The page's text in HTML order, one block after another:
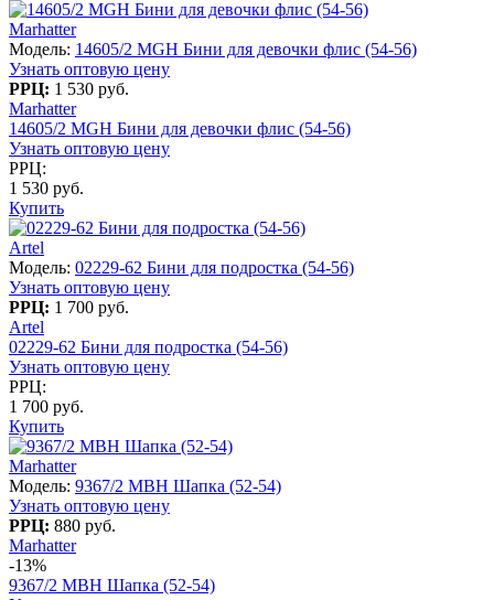
Marhatter
Модель: 14605/2 MGH Бини для девочки флис (54-56)
Узнать оптовую цену
РРЦ: 1 530 руб.
Marhatter
14605/2 MGH Бини для девочки флис (54-56)
Узнать оптовую цену
РРЦ:
1 530 руб.
Купить
Artel
Модель: 02229-62 Бини для подростка (54-56)
Узнать оптовую цену
РРЦ: 1 700 руб.
Artel
02229-62 Бини для подростка (54-56)
Узнать оптовую цену
РРЦ:
1 700 руб.
Купить
Marhatter
Модель: 9367/2 MBH Шапка (52-54)
Узнать оптовую цену
РРЦ: 880 руб.
Marhatter
-13%
9367/2 MBH Шапка (52-54)